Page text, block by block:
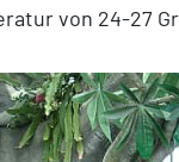
von 24-27